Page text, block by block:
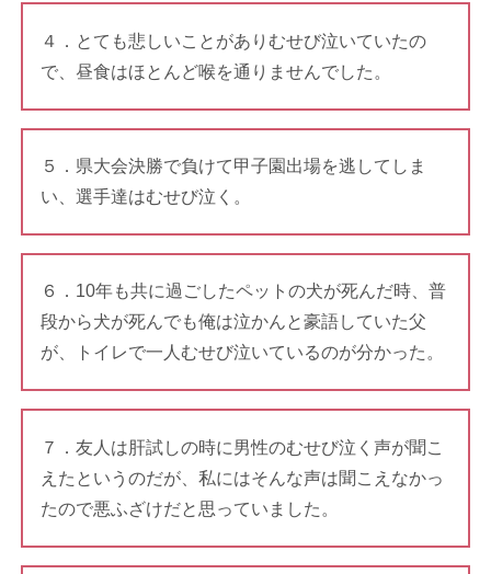
４．とても悲しいことがありむせび泣いていたの
で、昼食はほとんど喉を通りませんでした。
５．県大会決勝で負けて甲子園出場を逃してしま
い、選手達はむせび泣く。
６．10年も共に過ごしたペットの犬が死んだ時、普
段から犬が死んでも俺は泣かんと豪語していた父
が、トイレで一人むせび泣いているのが分かった。
７．友人は肝試しの時に男性のむせび泣く声が聞こ
えたというのだが、私にはそんな声は聞こえなかっ
たので悪ふざけだと思っていました。